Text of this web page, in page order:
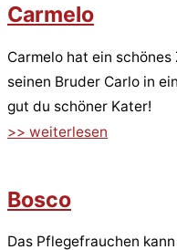
Carmelo
Carmelo hat ein
seinen Bruder Carlo in
gut du schöner Kater!
>> weiterlesen
Bosco
Das Pflegefrauchen